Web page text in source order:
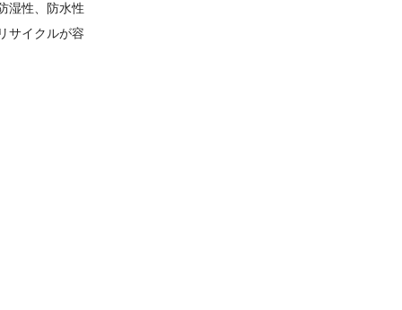
湿性、防水性
サイクルが容